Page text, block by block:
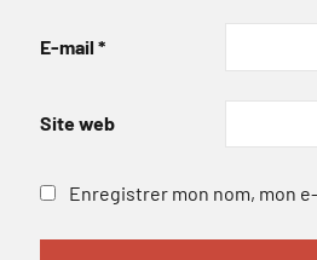
E-mail *
Site web
Enregistrer mon nom, mon